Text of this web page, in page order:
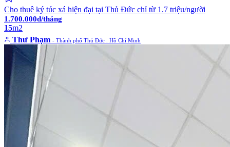
Cho thuê ký túc xá hiện đại tại Thủ Đức chỉ từ 1.7 triệu/người
1.700.000đ/tháng
15m2
Thư Phạm - Thành phố Thủ Đức . Hồ Chí Minh